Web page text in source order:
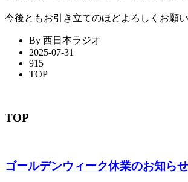
今後ともお引き立てのほどよろしくお願い
By 西日本ラジオ
2025-07-31
915
TOP
TOP
ゴールデンウィーク休業のお知らせ